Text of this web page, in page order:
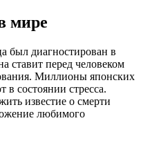
мире
был диагностирован в
ставит перед человеком
Миллионы японских
состоянии стресса.
известие о смерти
любимого